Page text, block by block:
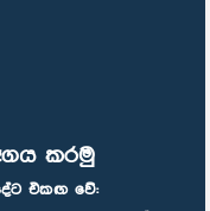
කරමු
එකඟ වේ: